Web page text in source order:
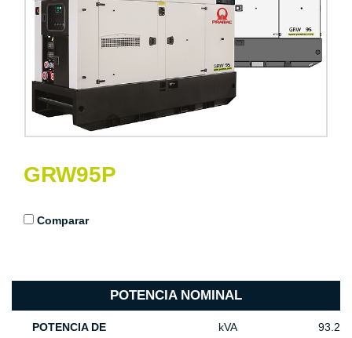
GRW95P
Comparar
POTENCIA NOMINAL
POTENCIA DE
kVA 93.2